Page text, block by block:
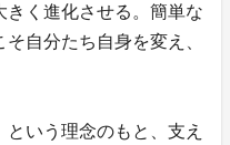
く進化させる。簡単な
自分たち自身を変え、
いう理念のもと、支え